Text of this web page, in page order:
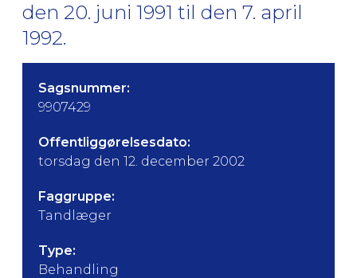
den 20. juni 1991 til den 7. april
1992.
Sagsnummer:
9907429
Offentliggørelsesdato:
torsdag den 12. december 2002
Faggruppe:
Tandlæger
Type:
Behandling